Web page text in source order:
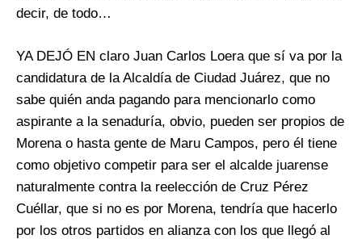
decir, de todo…
YA DEJÓ EN claro Juan Carlos Loera que sí va por la
candidatura de la Alcaldía de Ciudad Juárez, que no
sabe quién anda pagando para mencionarlo como
aspirante a la senaduría, obvio, pueden ser propios de
Morena o hasta gente de Maru Campos, pero él tiene
como objetivo competir para ser el alcalde juarense
naturalmente contra la reelección de Cruz Pérez
Cuéllar, que si no es por Morena, tendría que hacerlo
por los otros partidos en alianza con los que llegó al